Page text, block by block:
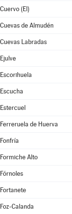
Cuervo (El)
Cuevas de Almudén
Cuevas Labradas
Ejulve
Escorihuela
Escucha
Estercuel
Ferreruela de Huerva
Fonfría
Formiche Alto
Fórnoles
Fortanete
Foz-Calanda